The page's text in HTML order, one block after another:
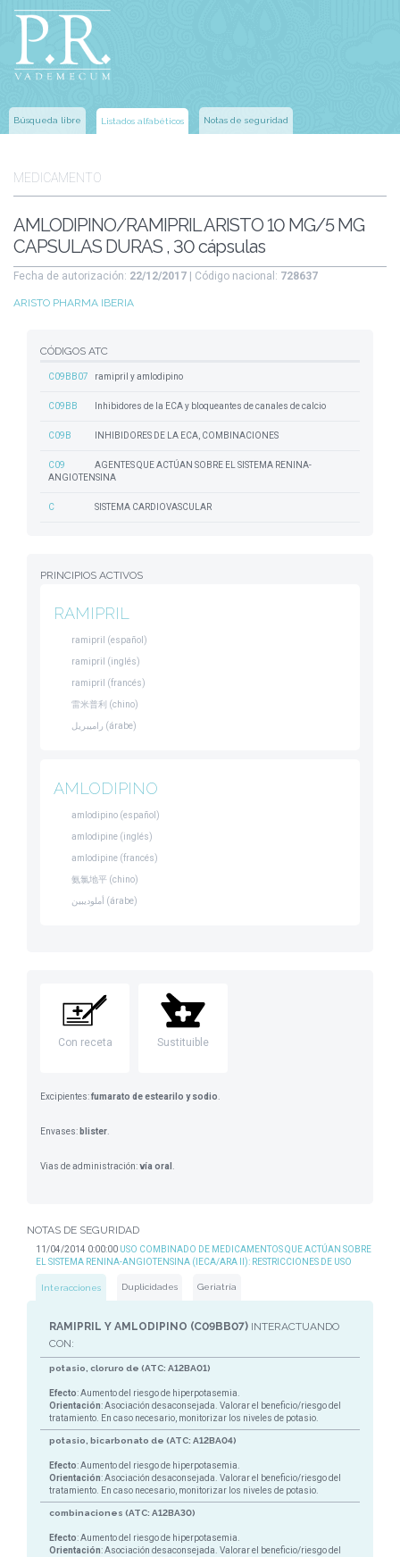
Búsqueda libre Listados alfabéticos Notas de seguridad
MEDICAMENTO
AMLODIPINO/RAMIPRIL ARISTO 10 MG/5 MG
CAPSULAS DURAS , 30 cápsulas
Fecha de autorización: 22/12/2017 | Código nacional: 728637
ARISTO PHARMA IBERIA
CÓDIGOS ATC
C09BB07 ramipril y amlodipino
C09BB Inhibidores de la ECA y bloqueantes de canales de calcio
C09B INHIBIDORES DE LA ECA, COMBINACIONES
C09
AGENTES QUE ACTÚAN SOBRE EL SISTEMA RENINA-
ANGIOTENSINA
C SISTEMA CARDIOVASCULAR
PRINCIPIOS ACTIVOS
RAMIPRIL
ramipril (español)
ramipril (inglés)
ramipril (francés)
雷米普利 (chino)
راميبريل (árabe)
AMLODIPINO
amlodipino (español)
amlodipine (inglés)
amlodipine (francés)
氨氯地平 (chino)
أملوديبين (árabe)
Con receta Sustituible
Excipientes:fumarato de estearilo y sodio
Envases: blister
Vias de administración:vía oral
NOTAS DE SEGURIDAD
11/04/2014 0:00:00 USO COMBINADO DE MEDICAMENTOS QUE ACTÚAN SOBRE
EL SISTEMA RENINA-ANGIOTENSINA (IECA/ARA II): RESTRICCIONES DE USO
Interacciones Duplicidades Geriatría
RAMIPRIL Y AMLODIPINO (C09BB07) INTERACTUANDO
CON:
potasio, cloruro de (ATC: A12BA01)
Efecto: Aumento del riesgo de hiperpotasemia.
Orientación: Asociación desaconsejada. Valorar el beneficio/riesgo del
tratamiento. En caso necesario, monitorizar los niveles de potasio.
potasio, bicarbonato de (ATC: A12BA04)
Efecto: Aumento del riesgo de hiperpotasemia.
Orientación: Asociación desaconsejada. Valorar el beneficio/riesgo del
tratamiento. En caso necesario, monitorizar los niveles de potasio.
combinaciones (ATC: A12BA30)
Efecto: Aumento del riesgo de hiperpotasemia.
Orientación: Asociación desaconsejada. Valorar el beneficio/riesgo del